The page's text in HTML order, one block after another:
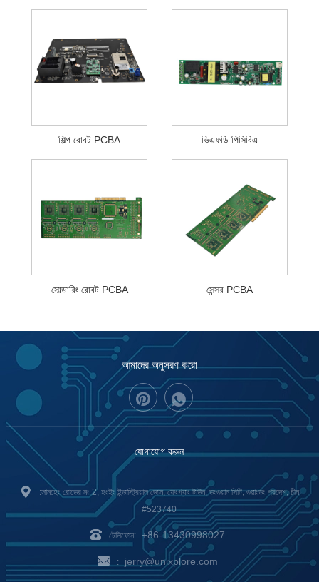
শিল্প রোবট PCBA ভিএফডি পিসিবিএ
সোল্ডারিং রোবট PCBA সেন্সর PCBA
আমাদের অনুসরণ করো
যোগাযোগ করুন
:সানহেং রোডের নং 2, হংইং ইন্ডাস্ট্রিয়াল জোন, ফেংগ্যাং টাউন, ডংগুয়ান সিটি, গুয়াংডং প্রদেশ, চীন
#523740
টেলিফোন: +86-13430998027
: jerry@unixplore.com